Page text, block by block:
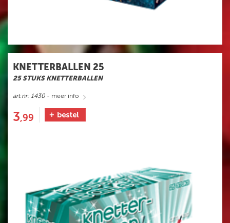
KNETTERBALLEN 25
25 STUKS KNETTERBALLEN
art.nr: 1430 - meer info
3,99